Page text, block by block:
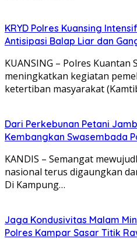
KRYD Polres Kuansing
Antisipasi Balap Liar dan
KUANSING – Polres Kuantan
meningkatkan kegiatan
ketertiban masyarakat
Dari Perkebunan Petani
Kembangkan Swasembada
KANDIS – Semangat
nasional terus digaungkan
Di Kampung…
Jaga Kondusivitas Malam
Polres Kampar Sasar Titik